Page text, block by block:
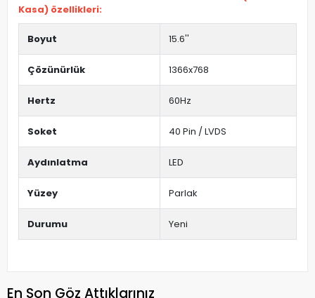
Kasa) özellikleri:
Boyut 15.6''
Çözünürlük 1366x768
Hertz 60Hz
Soket 40 Pin / LVDS
Aydınlatma LED
Yüzey Parlak
Durumu Yeni
En Son Göz Attıklarınız